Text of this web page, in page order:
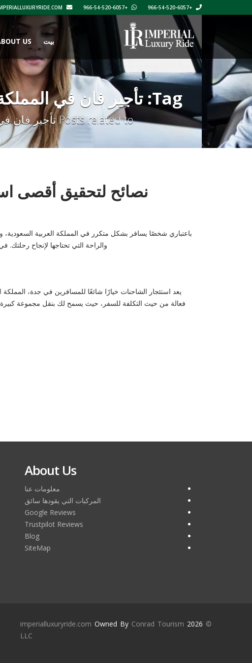
+966-54-520-6057
+966-54-520-6057
بيت US
Tag: تأجير فان في المملكة العربية السعودية
Posts related to تأجير فان في المملكة العربية السعودية
نصائح لتحقيق أقصى
باعتباري شخصًا يسافر بشكل متكرر في المملكة العربية
والراحة التي تحتاجها لإنجاح
يعد استئجار الشاحنات خيارًا شائعًا للمسافرين في جدة،
فعالة من حيث التكلفة للسفر، حيث يسمح لك بنقل مجموعة
About Us
معلومات عنا
المركبات التي يقودها سائق
Google Reviews
Trustpilot Reviews
Blog
SiteMap
©
imperialluxuryride.com Owned By Conrad Tourism
LLC